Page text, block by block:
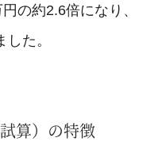
の約2.6倍になり、
た。
算）の特徴